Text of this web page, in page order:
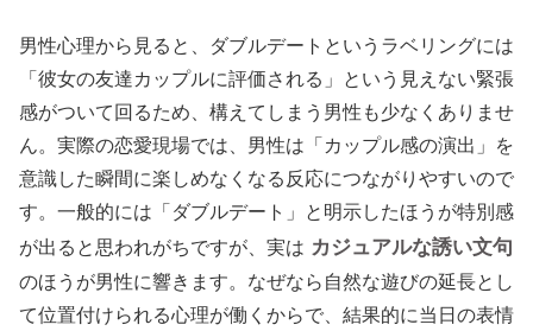
男性心理から見ると、ダブルデートというラベリングには
「彼女の友達カップルに評価される」という見えない緊張
感がついて回るため、構えてしまう男性も少なくありませ
ん。実際の恋愛現場では、男性は「カップル感の演出」を
意識した瞬間に楽しめなくなる反応につながりやすいので
す。一般的には「ダブルデート」と明示したほうが特別感
が出ると思われがちですが、実は カジュアルな誘い文句
のほうが男性に響きます。なぜなら自然な遊びの延長とし
て位置付けられる心理が働くからで、結果的に当日の表情